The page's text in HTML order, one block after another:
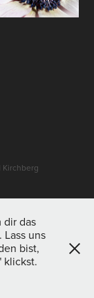
Kirchberg
dir das
uns
bist,
klickst.